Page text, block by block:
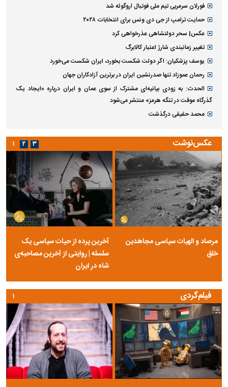
فورلان سرمربی تیم ملی فوتبال اروگوئه شد
حمایت ترامپ از جی دی ونس برای انتخابات ۲۰۲۸
عکس| سحر دولتشاهی عذرخواهی کرد
تغییر زمانبندی‌ شارژ اعتبار کالابرگ
یوسف پزشکیان: اگر دولت شکست بخورد، ایران شکست می‌خورد
رحمان عموزاد تنها صدرنشین ایران در برترین آزادکاران جهان
الحدث: به زودی بیانیه‌ای مشترک از سوی عمان و ایران درباره «ایجاد یک
گذرگاه موقت در تنگه هرمز» منتشر می‌شود
محمد حقیقی درگذشت
عکس‌نوشت
مرصاد و الهیات سیاسی مجاهدین
خلق
آخرین پرده از حیات سیاسی یک
سلسله | روایتی از آخرین مصاحبه‌ی
شاه در ایران
۱ ۲ ۳
فیلم‌گردی ۱